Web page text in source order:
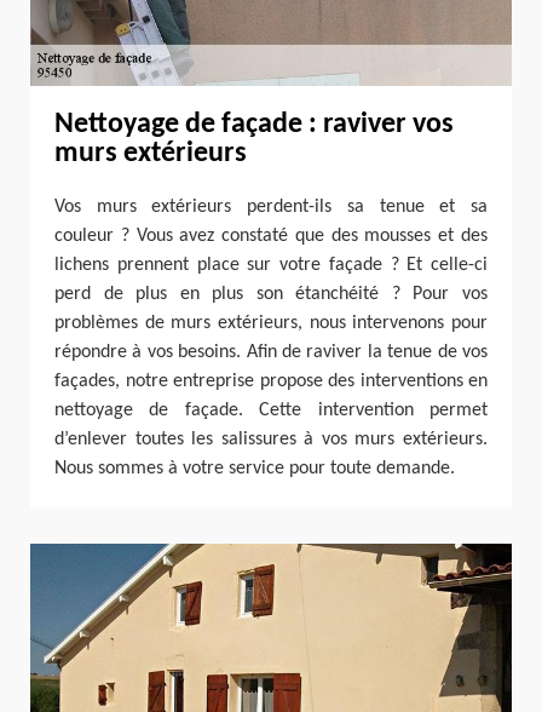
Nettoyage de façade : raviver vos
murs extérieurs
Vos murs extérieurs perdent-ils sa tenue et sa
couleur ? Vous avez constaté que des mousses et des
lichens prennent place sur votre façade ? Et celle-ci
perd de plus en plus son étanchéité ? Pour vos
problèmes de murs extérieurs, nous intervenons pour
répondre à vos besoins. Afin de raviver la tenue de vos
façades, notre entreprise propose des interventions en
nettoyage de façade. Cette intervention permet
d’enlever toutes les salissures à vos murs extérieurs.
Nous sommes à votre service pour toute demande.